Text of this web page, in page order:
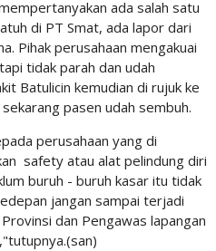
ada salah satu
di PT Smat, ada lapor dari
Pihak perusahaan mengakuai
tidak parah dan udah
Batulicin kemudian di rujuk ke
pasen udah sembuh.
perusahaan yang di
safety atau alat pelindung diri
buruh - buruh kasar itu tidak
jangan sampai terjadi
dan Pengawas lapangan